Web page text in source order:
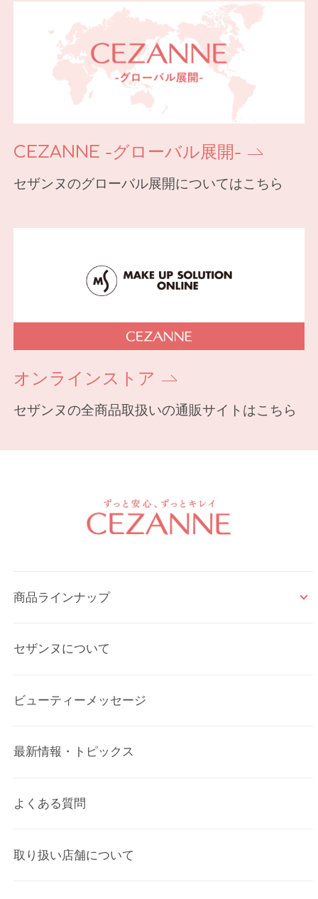
CEZANNE -グローバル展開-
セザンヌのグローバル展開についてはこちら
オンラインストア
セザンヌの全商品取扱いの通販サイトはこちら
商品ラインナップ
セザンヌについて
ビューティーメッセージ
最新情報・トピックス
よくある質問
取り扱い店舗について